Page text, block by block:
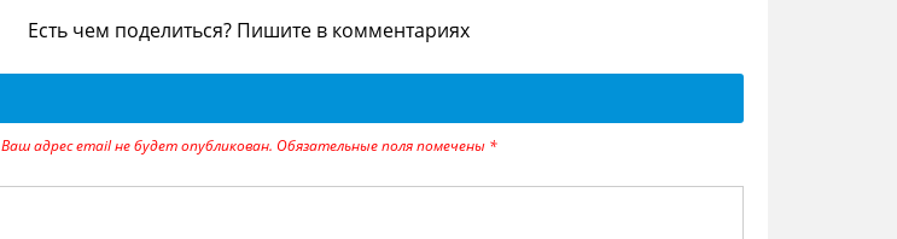
Есть чем поделиться? Пишите в комментариях
Ваш адрес email не будет опубликован. Обязательные поля помечены *